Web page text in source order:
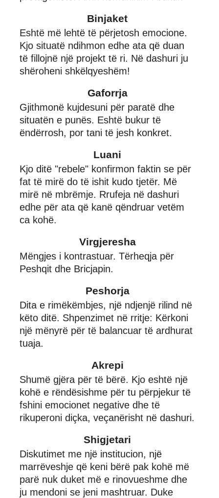
Binjaket
Eshtë më lehtë të përjetosh emocione.
Kjo situatë ndihmon edhe ata që duan
të fillojnë një projekt të ri. Në dashuri ju
shëroheni shkëlqyeshëm!
Gaforrja
Gjithmonë kujdesuni për paratë dhe
situatën e punës. Eshtë bukur të
ëndërrosh, por tani të jesh konkret.
Luani
Kjo ditë "rebele" konfirmon faktin se për
fat të mirë do të ishit kudo tjetër. Më
mirë në mbrëmje. Rrufeja në dashuri
edhe për ata që kanë qëndruar vetëm
ca kohë.
Virgjeresha
Mëngjes i kontrastuar. Tërheqja për
Peshqit dhe Bricjapin.
Peshorja
Dita e rimëkëmbjes, një ndjenjë rilind në
këto ditë. Shpenzimet në rritje: Kërkoni
një mënyrë për të balancuar të ardhurat
tuaja.
Akrepi
Shumë gjëra për të bërë. Kjo eshtë një
kohë e rëndësishme për tu përpjekur të
fshini emocionet negative dhe të
rikuperoni diçka, veçanërisht në dashuri.
Shigjetari
Diskutimet me një institucion, një
marrëveshje që keni bërë pak kohë më
parë nuk duket më e rinovueshme dhe
ju mendoni se jeni mashtruar. Duke